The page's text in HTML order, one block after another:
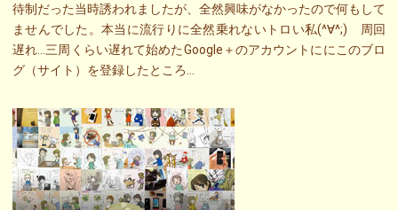
待制だった当時誘われましたが、全然興味がなかったので何もして
ませんでした。本当に流行りに全然乗れないトロい私(^∀^;) 周回
遅れ…三周くらい遅れて始めたGoogle＋のアカウントににこのブロ
グ（サイト）を登録したところ…